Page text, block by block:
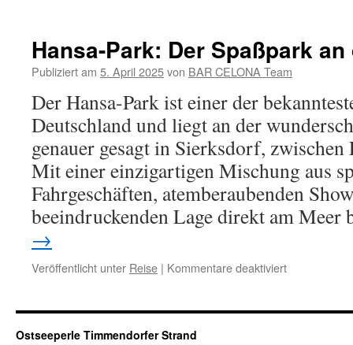
Hansa-Park: Der Spaßpark
Publiziert am 5. April 2025von BAR CELONA Team
Der Hansa-Park ist einer der
Deutschland und liegt an der
genauer gesagt in Sierksdorf,
Mit einer einzigartigen Mischung aus
Fahrgeschäften, atemberaubenden
beeindruckenden Lage direkt am
→
Veröffentlicht unter Reise | Kommentare deaktiviertfür
Der
Ostseeperle Timmendorfer Strand